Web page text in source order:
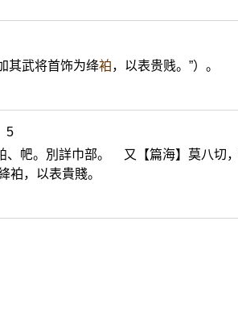
其武将首饰为绛袙，以表贵贱。”）。
5
、帊。別詳巾部。 又【篇海】莫八切
袙，以表貴賤。